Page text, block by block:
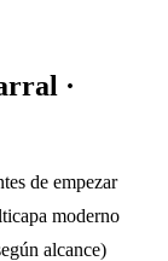
·
de empezar
moderno
alcance)